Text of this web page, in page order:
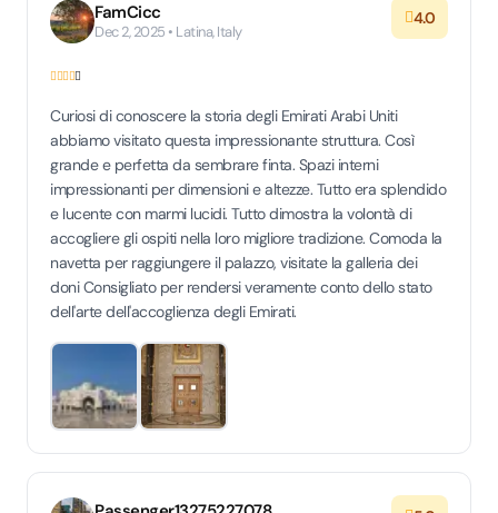
FamCicc
Dec 2, 2025 • Latina, Italy
4.0
Curiosi di conoscere la storia degli Emirati Arabi Uniti
abbiamo visitato questa impressionante struttura. Così
grande e perfetta da sembrare finta. Spazi interni
impressionanti per dimensioni e altezze. Tutto era splendido
e lucente con marmi lucidi. Tutto dimostra la volontà di
accogliere gli ospiti nella loro migliore tradizione. Comoda la
navetta per raggiungere il palazzo, visitate la galleria dei
doni Consigliato per rendersi veramente conto dello stato
dell'arte dell'accoglienza degli Emirati.